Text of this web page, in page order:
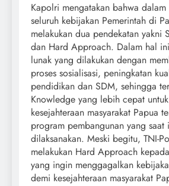
Kapolri mengatakan bahwa dalam
seluruh kebijakan Pemerintah di
melakukan dua pendekatan yakni
dan Hard Approach. Dalam hal
lunak yang dilakukan dengan
proses sosialisasi, peningkatan
pendidikan dan SDM, sehingga
Knowledge yang lebih cepat
kesejahteraan masyarakat Papua
program pembangunan yang saat
dilaksanakan. Meski begitu, TNI-
melakukan Hard Approach
yang ingin menggagalkan
demi kesejahteraan masyarakat